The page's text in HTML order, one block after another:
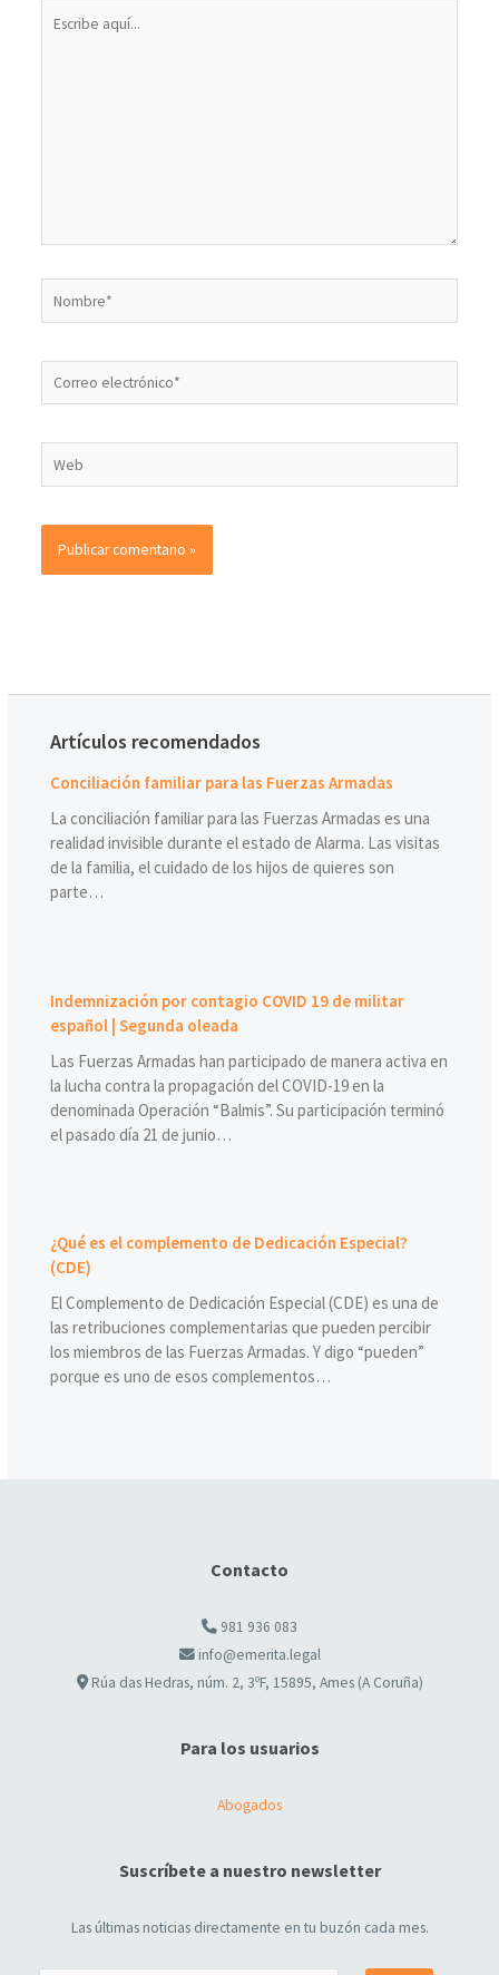
Artículos recomendados
Conciliación familiar para las Fuerzas Armadas
La conciliación familiar para las Fuerzas Armadas es una
realidad invisible durante el estado de Alarma. Las visitas
de la familia, el cuidado de los hijos de quieres son
parte…
Indemnización por contagio COVID 19 de militar
español | Segunda oleada
Las Fuerzas Armadas han participado de manera activa en
la lucha contra la propagación del COVID-19 en la
denominada Operación “Balmis”. Su participación terminó
el pasado día 21 de junio…
¿Qué es el complemento de Dedicación Especial?
(CDE)
El Complemento de Dedicación Especial (CDE) es una de
las retribuciones complementarias que pueden percibir
los miembros de las Fuerzas Armadas. Y digo “pueden”
porque es uno de esos complementos…
Contacto
981 936 083
info@emerita.legal
Rúa das Hedras, núm. 2, 3ºF, 15895, Ames (A Coruña)
Para los usuarios
Abogados
Suscríbete a nuestro newsletter
Las últimas noticias directamente en tu buzón cada mes.